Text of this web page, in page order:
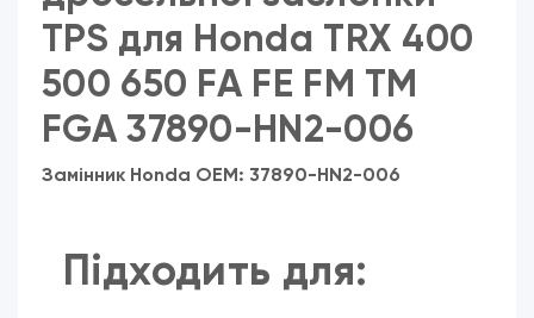
TPS для Honda TRX 400
500 650 FA FE FM TM
FGA 37890-HN2-006
Замінник Honda OEM: 37890-HN2-006
Підходить для: